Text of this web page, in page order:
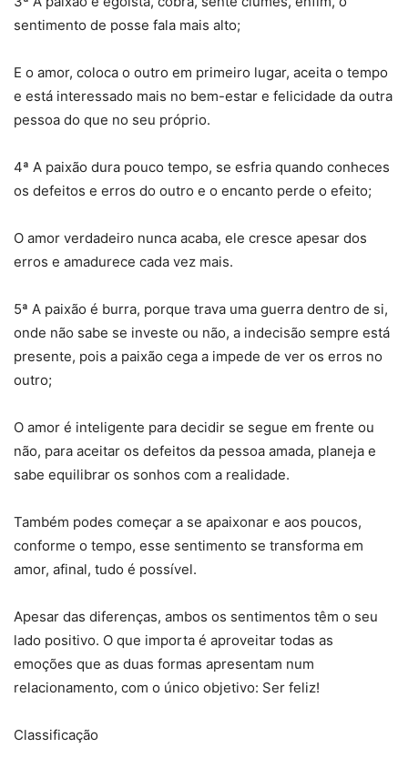
sentimento de posse fala mais alto;
E o amor, coloca o outro em primeiro lugar, aceita o tempo
e está interessado mais no bem-estar e felicidade da outra
pessoa do que no seu próprio.
4ª A paixão dura pouco tempo, se esfria quando conheces
os defeitos e erros do outro e o encanto perde o efeito;
O amor verdadeiro nunca acaba, ele cresce apesar dos
erros e amadurece cada vez mais.
5ª A paixão é burra, porque trava uma guerra dentro de si,
onde não sabe se investe ou não, a indecisão sempre está
presente, pois a paixão cega a impede de ver os erros no
outro;
O amor é inteligente para decidir se segue em frente ou
não, para aceitar os defeitos da pessoa amada, planeja e
sabe equilibrar os sonhos com a realidade.
Também podes começar a se apaixonar e aos poucos,
conforme o tempo, esse sentimento se transforma em
amor, afinal, tudo é possível.
Apesar das diferenças, ambos os sentimentos têm o seu
lado positivo. O que importa é aproveitar todas as
emoções que as duas formas apresentam num
relacionamento, com o único objetivo: Ser feliz!
Classificação